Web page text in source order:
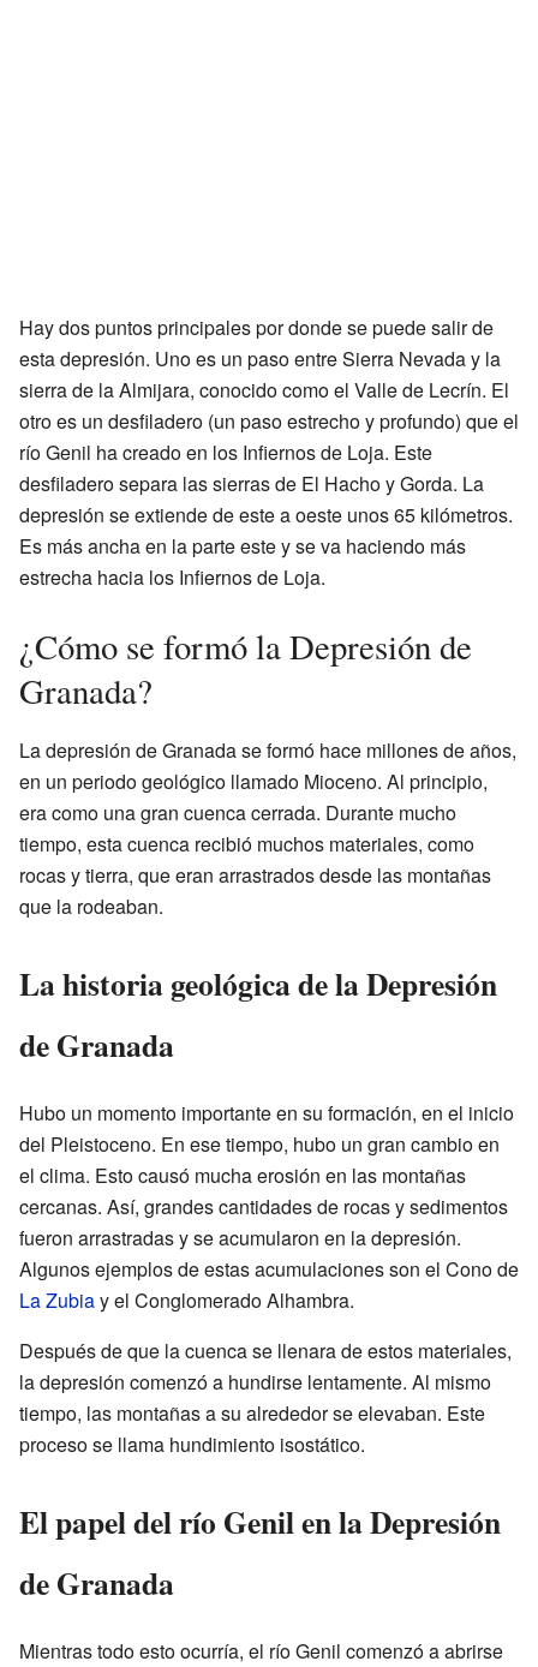
Hay dos puntos principales por donde se puede salir de
esta depresión. Uno es un paso entre Sierra Nevada y la
sierra de la Almijara, conocido como el Valle de Lecrín. El
otro es un desfiladero (un paso estrecho y profundo) que el
río Genil ha creado en los Infiernos de Loja. Este
desfiladero separa las sierras de El Hacho y Gorda. La
depresión se extiende de este a oeste unos 65 kilómetros.
Es más ancha en la parte este y se va haciendo más
estrecha hacia los Infiernos de Loja.
¿Cómo se formó la Depresión de
Granada?
La depresión de Granada se formó hace millones de años,
en un periodo geológico llamado Mioceno. Al principio,
era como una gran cuenca cerrada. Durante mucho
tiempo, esta cuenca recibió muchos materiales, como
rocas y tierra, que eran arrastrados desde las montañas
que la rodeaban.
La historia geológica de la Depresión
de Granada
Hubo un momento importante en su formación, en el inicio
del Pleistoceno. En ese tiempo, hubo un gran cambio en
el clima. Esto causó mucha erosión en las montañas
cercanas. Así, grandes cantidades de rocas y sedimentos
fueron arrastradas y se acumularon en la depresión.
Algunos ejemplos de estas acumulaciones son el Cono de
La Zubiay el Conglomerado Alhambra.
Después de que la cuenca se llenara de estos materiales,
la depresión comenzó a hundirse lentamente. Al mismo
tiempo, las montañas a su alrededor se elevaban. Este
proceso se llama hundimiento isostático.
El papel del río Genil en la Depresión
de Granada
Mientras todo esto ocurría, el río Genil comenzó a abrirse